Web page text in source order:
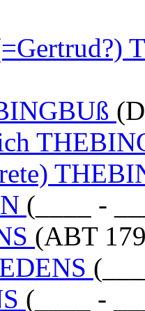
(____ -
(ABT
(____ -